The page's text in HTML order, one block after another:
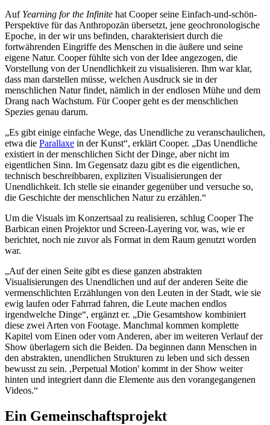
Auf Yearning for the Infinite hat Cooper seine Einfach-und-schön-
Perspektive für das Anthropozän übersetzt, jene geochronologische
Epoche, in der wir uns befinden, charakterisiert durch die
fortwährenden Eingriffe des Menschen in die äußere und seine
eigene Natur. Cooper fühlte sich von der Idee angezogen, die
Vorstellung von der Unendlichkeit zu visualisieren. Ihm war klar,
dass man darstellen müsse, welchen Ausdruck sie in der
menschlichen Natur findet, nämlich in der endlosen Mühe und dem
Drang nach Wachstum. Für Cooper geht es der menschlichen
Spezies genau darum.
„Es gibt einige einfache Wege, das Unendliche zu veranschaulichen,
etwa die Parallaxe in der Kunst“, erklärt Cooper. „Das Unendliche
existiert in der menschlichen Sicht der Dinge, aber nicht im
eigentlichen Sinn. Im Gegensatz dazu gibt es die eigentlichen,
technisch beschreibbaren, expliziten Visualisierungen der
Unendlichkeit. Ich stelle sie einander gegenüber und versuche so,
die Geschichte der menschlichen Natur zu erzählen.“
Um die Visuals im Konzertsaal zu realisieren, schlug Cooper The
Barbican einen Projektor und Screen-Layering vor, was, wie er
berichtet, noch nie zuvor als Format in dem Raum genutzt worden
war.
„Auf der einen Seite gibt es diese ganzen abstrakten
Visualisierungen des Unendlichen und auf der anderen Seite die
vermenschlichten Erzählungen von den Leuten in der Stadt, wie sie
ewig laufen oder Fahrrad fahren, die Leute machen endlos
irgendwelche Dinge“, ergänzt er. „Die Gesamtshow kombiniert
diese zwei Arten von Footage. Manchmal kommen komplette
Kapitel vom Einen oder vom Anderen, aber im weiteren Verlauf der
Show überlagern sich die Beiden. Da beginnen dann Menschen in
den abstrakten, unendlichen Strukturen zu leben und sich dessen
bewusst zu sein. ,Perpetual Motion' kommt in der Show weiter
hinten und integriert dann die Elemente aus den vorangegangenen
Videos.“
Ein Gemeinschaftsprojekt